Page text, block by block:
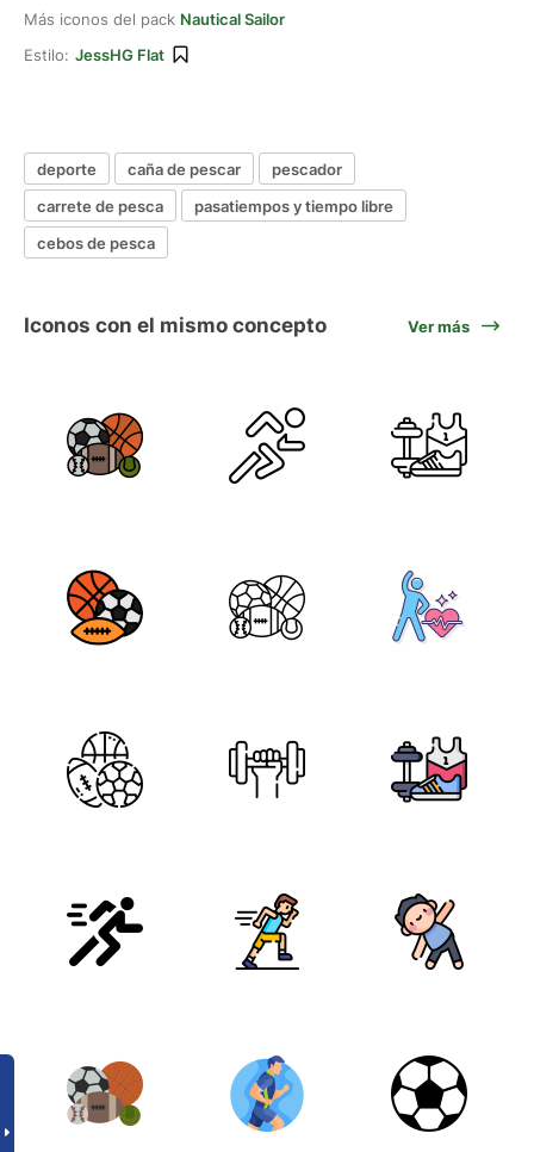
Más iconos del pack Nautical Sailor
Estilo: JessHG Flat
deporte caña de pescar
pescador
carrete de pesca
pasatiempos y tiempo libre
cebos de pesca
Iconos con el mismo concepto Ver más